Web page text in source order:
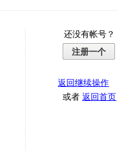
还没有帐号？
注册一个
返回继续操作
或者返回首页